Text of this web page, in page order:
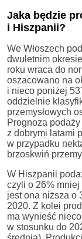
Jaka będzie
i Hiszpanii?
We Włoszech
dwuletnim
roku wraca do
oszacowano na
i nieco poniżej
oddzielnie
przemysłowych
Prognoza
z dobrymi latami
w przypadku
brzoskwiń
W Hiszpanii
czyli o 26%
jest ona niższa o
2020. Z kolei
ma wynieść
w stosunku do